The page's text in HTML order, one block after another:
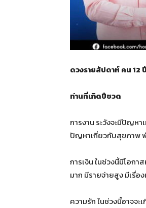
ดวงรายสัปดาห์ คน 12
ท่านที่เกิดปีชวด
การงาน ระวังจะมีปัญห
ปัญหาเกี่ยวกับสุขภาพ
การเงิน ในช่วงนี้มีโอก
มาก มีรายจ่ายสูง มีเรื่อ
ความรัก ในช่วงนี้อาจจ